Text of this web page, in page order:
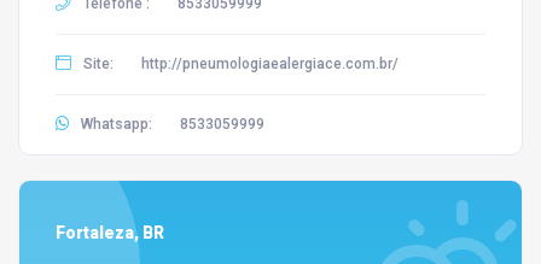
Telefone : 8533059999
Site: http://pneumologiaealergiace.com.br/
Whatsapp: 8533059999
Fortaleza, BR